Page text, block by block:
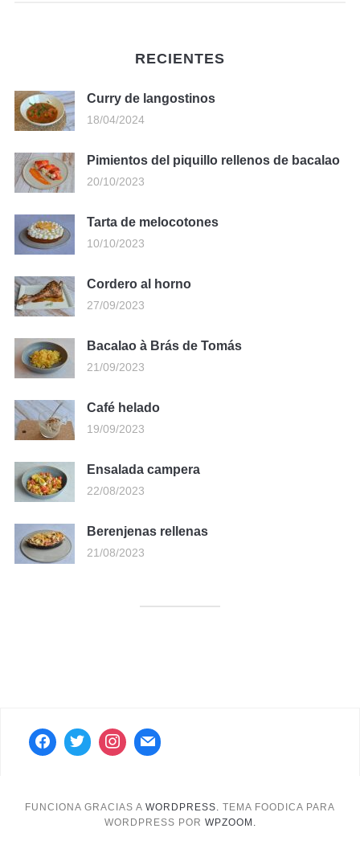
RECIENTES
Curry de langostinos
18/04/2024
Pimientos del piquillo rellenos de bacalao
20/10/2023
Tarta de melocotones
10/10/2023
Cordero al horno
27/09/2023
Bacalao à Brás de Tomás
21/09/2023
Café helado
19/09/2023
Ensalada campera
22/08/2023
Berenjenas rellenas
21/08/2023
FUNCIONA GRACIAS A WORDPRESS.
TEMA FOODICA PARA
WORDPRESS POR WPZOOM.